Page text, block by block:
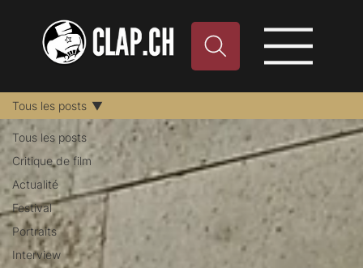
Tous les posts
Critique de film
Actualité
Festival
Portraits
Interview
Tous les posts